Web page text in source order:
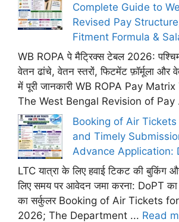
Complete Guide to
Revised Pay
Fitment Formula &
WB ROPA पे मैट्रिक्स टेबल 2026:
वेतन ढांचे, वेतन स्तरों, फिटमेंट फ़ॉर्मूला और
में पूरी जानकारी WB ROPA Pay
The West Bengal Revision of Pay
Booking of Air Tickets
and Timely
Advance Application:
LTC यात्रा के लिए हवाई टिकट की बुकिंग
लिए समय पर आवेदन जमा करना: DoPT
का सर्कुलर Booking of Air Tickets
2026; The Department ... Read